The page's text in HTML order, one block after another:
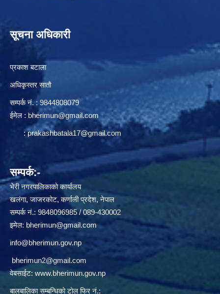
सूचना अधिकारी
प्रकाश बटाला
अधिकृस्तर सातौ
सम्पर्क न‌ं. : 9844808079
ईमेल : bherimun@gmail.com
:prakashbatala17@gmail.com
सम्पर्क:-
भेरी नगरपालिकाको कार्यालय
खलंगा, जाजरकोट, कर्णाली प्रदेश, नेपाल
सम्पर्क नं.: 9848096985 / 089-430002
इमेल: bherimun@gmail.com
info@bherimun.gov.np
bherimun2@gmail.com
वेबसाईट: www.bherimun.gov.np
बालबालिका सम्बन्धिको टोल फ्रि नं.: